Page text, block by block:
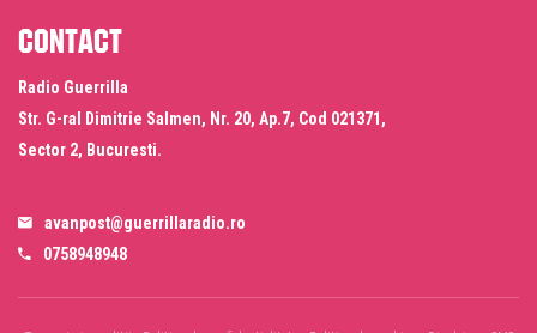
Contact
Radio Guerrilla
Str. G-ral Dimitrie Salmen, Nr. 20, Ap.7, Cod 021371,
Sector 2, Bucuresti.
avanpost@guerrillaradio.ro
0758948948